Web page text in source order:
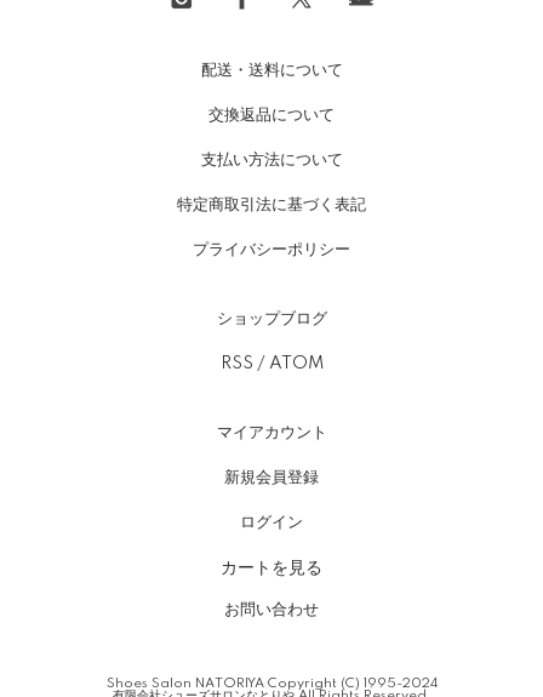
配送・送料について
交換返品について
支払い方法について
特定商取引法に基づく表記
プライバシーポリシー
ショップブログ
RSS / ATOM
マイアカウント
新規会員登録
ログイン
カートを見る
お問い合わせ
Shoes Salon NATORIYA Copyright (C) 1995-2024